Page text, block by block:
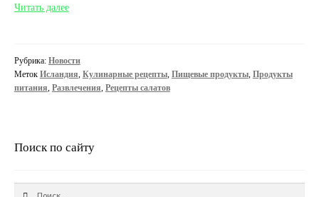
Читать далееСалат
огурцов
Рубрика: Новости
Меток Исландия, Кулинарные рецепты, Пищевые продукты, Продукты
питания, Развлечения, Рецепты салатов
Поиск по сайту